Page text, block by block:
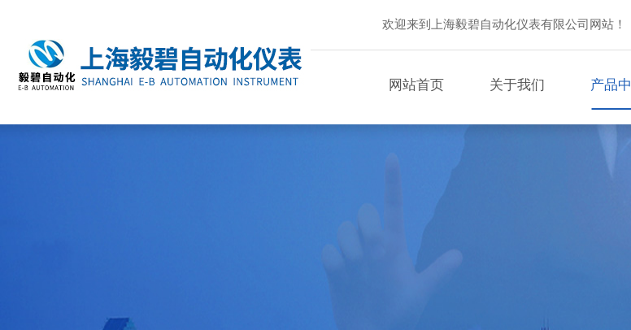
欢迎来到上海毅碧自动化仪表有限公司网站！
网站首页 关于我们 产品